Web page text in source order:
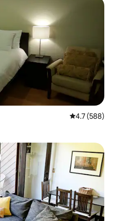
Calificación
4.7 (588)